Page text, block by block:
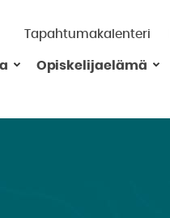
Tapahtumakalenteri
Opiskelijaelämä